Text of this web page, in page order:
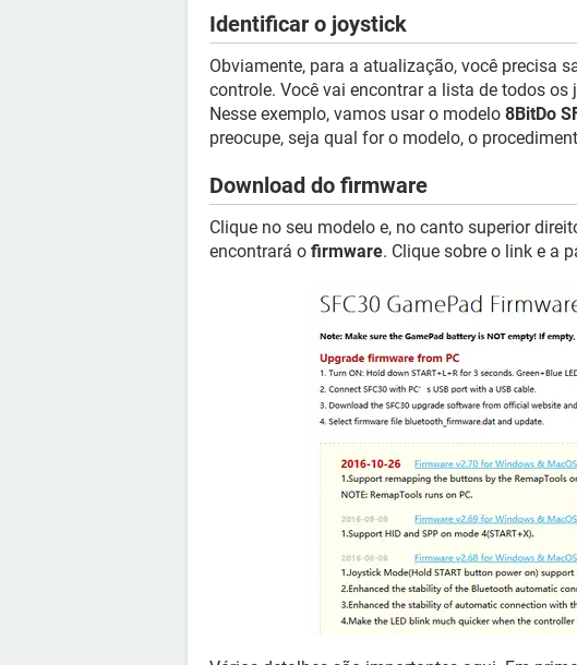
Identificar o joystick
Obviamente, para a atualização, você precisa
controle. Você vai encontrar a lista de todos os
Nesse exemplo, vamos usar o modelo 8BitDo
preocupe, seja qual for o modelo, o
Download do firmware
Clique no seu modelo e, no canto superior
encontrará o firmware. Clique sobre o link e a